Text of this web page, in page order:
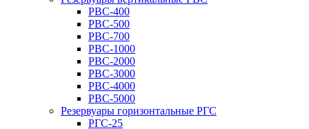
РВС-400
РВС-500
РВС-700
РВС-1000
РВС-2000
РВС-3000
РВС-4000
РВС-5000
Резервуары горизонтальные РГС
РГС-25